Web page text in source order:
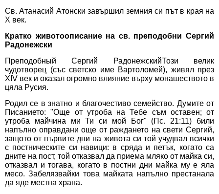
Св. Атанасий Атонски завършил земния си път в края на
Х век.
Кратко животоописание на св. преподобни Сергий
Радонежски
Преподобный Сергий РадонежскийТози велик
чудотворец (със светско име Вартоломей), живял през
XIV век и оказал огромно влияние върху монашеството в
цяла Русия.
Родил се в знатно и благочестиво семейство. Думите от
Писанието: "Още от утроба на Тебе съм оставен; от
утроба майчина ми Ти си мой Бог" (Пс. 21:11) били
напълно оправдани още от раждането на свети Сергий,
защото от първите дни на живота си той учудвал всички
с постническите си навици: в сряда и петък, когато са
дните на пост, той отказвал да приема мляко от майка си,
отказвал и тогава, когато в постни дни майка му е яла
месо. Забелязвайки това майката напълно престанала
да яде местна храна.